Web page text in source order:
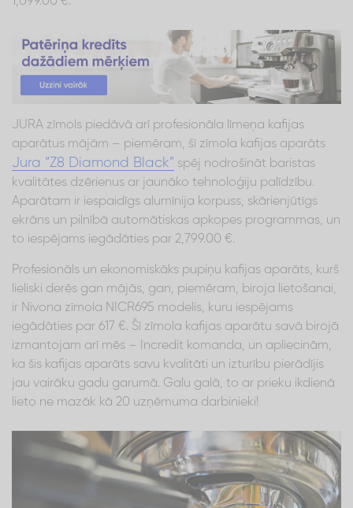
JURA zīmols piedāvā arī profesionāla līmeņa kafijas
aparātus mājām – piemēram, šī zīmola kafijas aparāts
Jura “Z8 Diamond Black” spēj nodrošināt baristas
kvalitātes dzērienus ar jaunāko tehnoloģiju palīdzību.
Aparātam ir iespaidīgs alumīnija korpuss, skārienjūtīgs
ekrāns un pilnībā automātiskas apkopes programmas, un
to iespējams iegādāties par 2,799.00 €.
Profesionāls un ekonomiskāks pupiņu kafijas aparāts, kurš
lieliski derēs gan mājās, gan, piemēram, biroja lietošanai,
ir Nivona zīmola NICR695 modelis, kuru iespējams
iegādāties par 617 €. Šī zīmola kafijas aparātu savā birojā
izmantojam arī mēs – Incredit komanda, un apliecinām,
ka šis kafijas aparāts savu kvalitāti un izturību pierādījis
jau vairāku gadu garumā. Galu galā, to ar prieku ikdienā
lieto ne mazāk kā 20 uzņēmuma darbinieki!